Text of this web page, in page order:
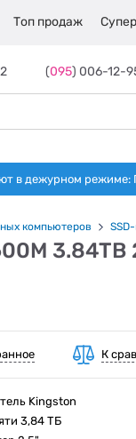
Топ продаж
(095) 006-12-
в дежурном режиме:
компьютеров
3.84TB
К
Kingston
3,84 ТБ